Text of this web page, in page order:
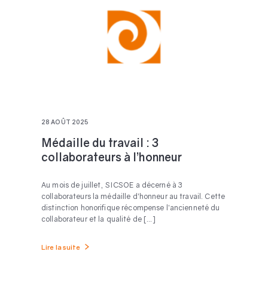
28 AOÛT 2025
Médaille du travail : 3
collaborateurs à l’honneur
Au mois de juillet, SICSOE a décerné à 3
collaborateurs la médaille d’honneur au travail. Cette
distinction honorifique récompense l’ancienneté du
collaborateur et la qualité de [...]
Lire la suite